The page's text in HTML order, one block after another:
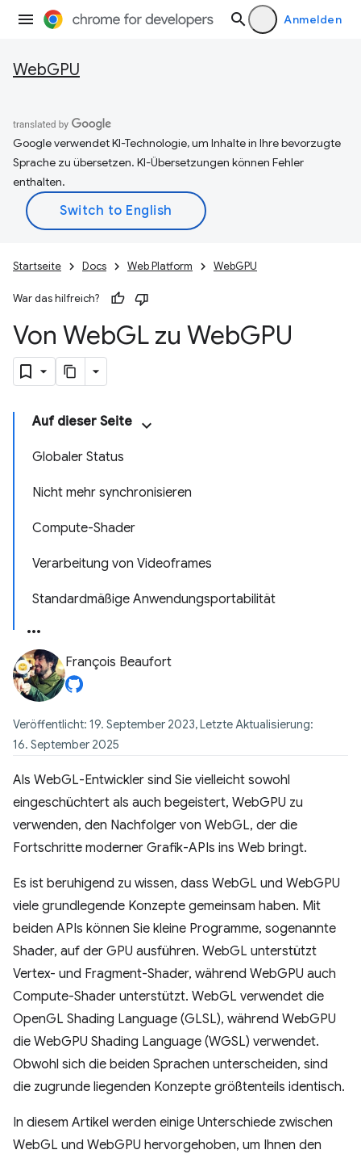
Anmelden
WebGPU
Google verwendet KI-Technologie, um Inhalte in Ihre bevorzugte
Sprache zu übersetzen. KI-Übersetzungen können Fehler
enthalten.
Startseite Docs Web Platform WebGPU
War das hilfreich?
Von WebGL zu WebGPU
Auf dieser Seite
Globaler Status
Nicht mehr synchronisieren
Compute-Shader
Verarbeitung von Videoframes
Standardmäßige Anwendungsportabilität
François Beaufort
Veröffentlicht: 19. September 2023, Letzte Aktualisierung:
16. September 2025
Als WebGL-Entwickler sind Sie vielleicht sowohl
eingeschüchtert als auch begeistert, WebGPU zu
verwenden, den Nachfolger von WebGL, der die
Fortschritte moderner Grafik-APIs ins Web bringt.
Es ist beruhigend zu wissen, dass WebGL und WebGPU
viele grundlegende Konzepte gemeinsam haben. Mit
beiden APIs können Sie kleine Programme, sogenannte
Shader, auf der GPU ausführen. WebGL unterstützt
Vertex- und Fragment-Shader, während WebGPU auch
Compute-Shader unterstützt. WebGL verwendet die
OpenGL Shading Language (GLSL), während WebGPU
die WebGPU Shading Language (WGSL) verwendet.
Obwohl sich die beiden Sprachen unterscheiden, sind
die zugrunde liegenden Konzepte größtenteils identisch.
In diesem Artikel werden einige Unterschiede zwischen
WebGL und WebGPU hervorgehoben, um Ihnen den